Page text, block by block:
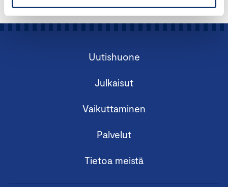
Uutishuone
Julkaisut
Vaikuttaminen
Palvelut
Tietoa meistä